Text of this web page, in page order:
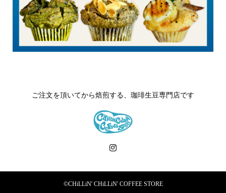
ご注文を頂いてから焙煎する、珈琲生豆専門店です
©CHiLLiN' CHiLLiN' COFFEE STORE